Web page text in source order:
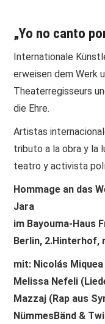
„Yo no canto
Internationale
erweisen dem Werk
Theaterregisseurs
die Ehre.
Artistas
tributo a la obra y la
teatro y activista
Hommage an das
Jara
im Bayouma-Haus
Berlin, 2.Hinterhof,
mit: Nicolás
Melissa Nefeli
Mazzaj (Rap aus
NümmesBänd &